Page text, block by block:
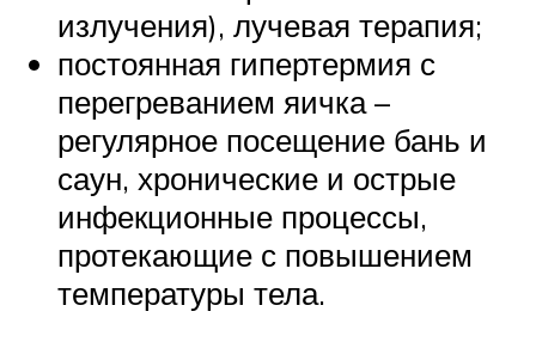
излучения), лучевая терапия;
постоянная гипертермия с
перегреванием яичка –
регулярное посещение бань и
саун, хронические и острые
инфекционные процессы,
протекающие с повышением
температуры тела.